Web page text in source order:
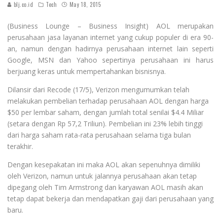
blj.co.id Tech May 18, 2015
(Business Lounge – Business Insight) AOL merupakan
perusahaan jasa layanan internet yang cukup populer di era 90-
an, namun dengan hadirnya perusahaan internet lain seperti
Google, MSN dan Yahoo sepertinya perusahaan ini harus
berjuang keras untuk mempertahankan bisnisnya.
Dilansir dari Recode (17/5), Verizon mengumumkan telah
melakukan pembelian terhadap perusahaan AOL dengan harga
$50 per lembar saham, dengan jumlah total senilai $4.4 Miliar
(setara dengan Rp 57,2 Triliun). Pembelian ini 23% lebih tinggi
dari harga saham rata-rata perusahaan selama tiga bulan
terakhir.
Dengan kesepakatan ini maka AOL akan sepenuhnya dimiliki
oleh Verizon, namun untuk jalannya perusahaan akan tetap
dipegang oleh Tim Armstrong dan karyawan AOL masih akan
tetap dapat bekerja dan mendapatkan gaji dari perusahaan yang
baru.